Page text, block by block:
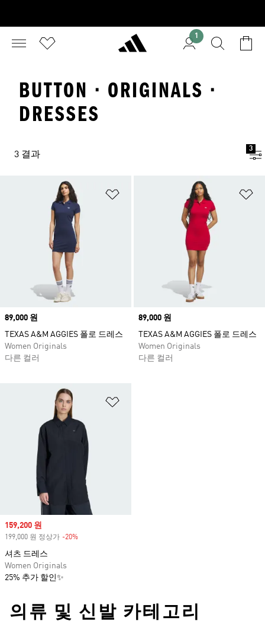
1
BUTTON · ORIGINALS ·
DRESSES
3 결과
3
Price
89,000 원
TEXAS A&M AGGIES 폴로 드레스
Women Originals
다른 컬러
Price
89,000 원
TEXAS A&M AGGIES 폴로 드레스
Women Originals
다른 컬러
Sale price
159,200 원
199,000 원 정상가 -20%
셔츠 드레스
Women Originals
25% 추가 할인✨
의류 및 신발 카테고리